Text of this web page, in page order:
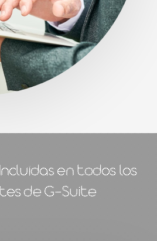
en todos los
de G-Suite